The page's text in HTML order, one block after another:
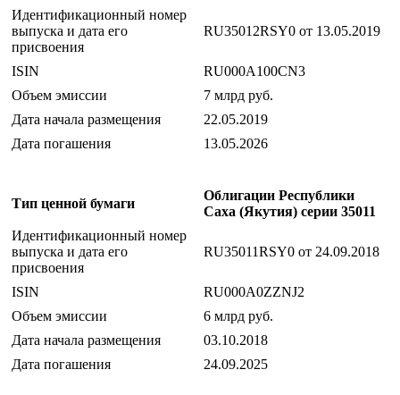
Идентификационный номер
выпуска и дата его
присвоения
RU35012RSY0 от 13.05.2019
ISIN
RU000A100CN3
Объем эмиссии
7 млрд руб.
Дата начала размещения
22.05.2019
Дата погашения
13.05.2026
Тип ценной бумаги
Облигации Республики
Саха (Якутия) серии 35011
Идентификационный номер
выпуска и дата его
присвоения
RU35011RSY0 от 24.09.2018
ISIN
RU000A0ZZNJ2
Объем эмиссии
6 млрд руб.
Дата начала размещения
03.10.2018
Дата погашения
24.09.2025